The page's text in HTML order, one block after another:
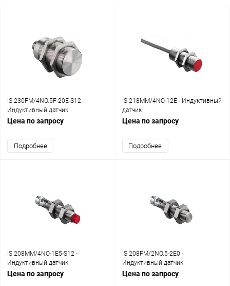
IS 230FM/4NO.5F-20E-S12 -
Индуктивный датчик
Цена по запросу
Подробнее
IS 218MM/4NO-12E - Индуктивный
датчик
Цена по запросу
Подробнее
IS 208MM/4NO-1E5-S12 -
Индуктивный датчик
Цена по запросу
IS 208FM/2NO.5-2E0 -
Индуктивный датчик
Цена по запросу